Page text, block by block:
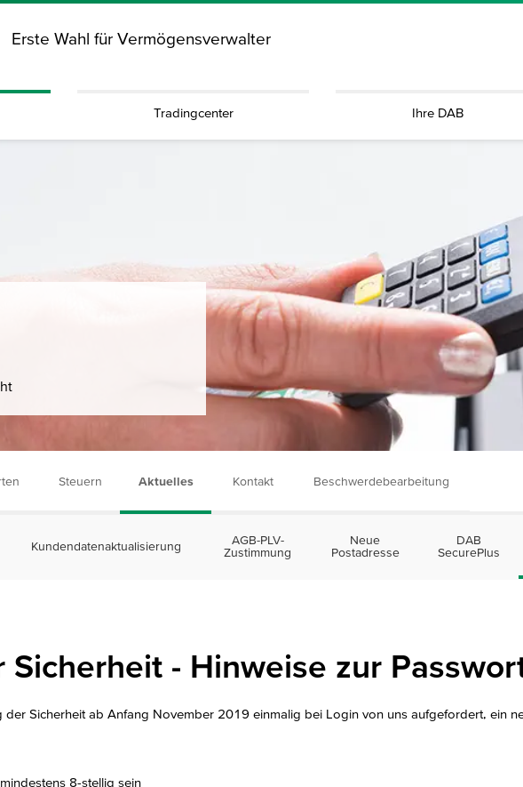
Erste Wahl für Vermögensverwalter
Tradingcenter Ihre DAB
Steuern Aktuelles Kontakt Beschwerdebearbeitung
Kundendatenaktualisierung
AGB-PLV-
Zustimmung
Neue
Postadresse
DAB
SecurePlus
Sicherheit - Hinweise zur
der Sicherheit ab Anfang November 2019 einmalig bei Login von uns aufgefordert, ein
8-stellig sein